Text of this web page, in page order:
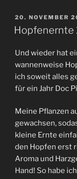
AM
20. NOVEMBER
Hopfenernte
Und wieder hat
wannenweise
ich soweit alles
für ein Jahr Doc
Meine Pflanzen
gewachsen,
kleine Ernte
den Hopfen erst
Aroma und
Hand! So habe